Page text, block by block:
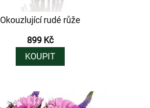
Okouzlující rudé růže
899 Kč
KOUPIT